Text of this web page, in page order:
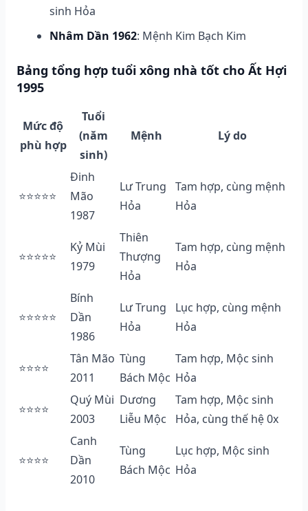
sinh Hỏa
Nhâm Dần 1962: Mệnh Kim Bạch Kim
Bảng tổng hợp tuổi xông nhà tốt cho Ất Hợi
1995
Mức độ
phù hợp
Tuổi
(năm
sinh)
Mệnh Lý do
⭐⭐⭐⭐⭐
Đinh
Mão
1987
Lư Trung
Hỏa
Tam hợp, cùng mệnh
Hỏa
⭐⭐⭐⭐⭐
Kỷ Mùi
1979
Thiên
Thượng
Hỏa
Tam hợp, cùng mệnh
Hỏa
⭐⭐⭐⭐⭐
Bính
Dần
1986
Lư Trung
Hỏa
Lục hợp, cùng mệnh
Hỏa
⭐⭐⭐⭐
Tân Mão
2011
Tùng
Bách Mộc
Tam hợp, Mộc sinh
Hỏa
⭐⭐⭐⭐
Quý Mùi
2003
Dương
Liễu Mộc
Tam hợp, Mộc sinh
Hỏa, cùng thế hệ 0x
⭐⭐⭐⭐
Canh
Dần
2010
Tùng
Bách Mộc
Lục hợp, Mộc sinh
Hỏa